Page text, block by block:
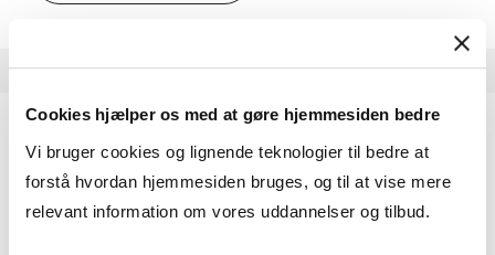
Cookies hjælper os med at gøre hjemmesiden bedre
Vi bruger cookies og lignende teknologier til bedre at
forstå hvordan hjemmesiden bruges, og til at vise mere
relevant information om vores uddannelser og tilbud.
HA(fil.) - erhvervs­økonomi og fi­lo­so­fi
virksomheder møder i vores komplekse verden.